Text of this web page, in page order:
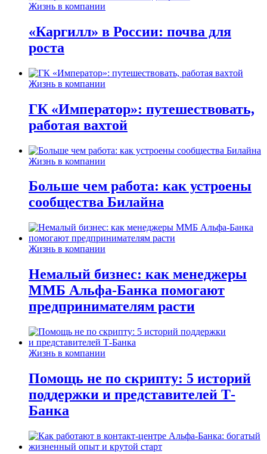
Жизнь в компании
«Каргилл» в России: почва для
роста
Жизнь в компании
ГК «Император»: путешествовать,
работая вахтой
Жизнь в компании
Больше чем работа: как устроены
сообщества Билайна
Жизнь в компании
Немалый бизнес: как менеджеры
ММБ Альфа-Банка помогают
предпринимателям расти
Жизнь в компании
Помощь не по скрипту: 5 историй
поддержки и представителей Т-
Банка